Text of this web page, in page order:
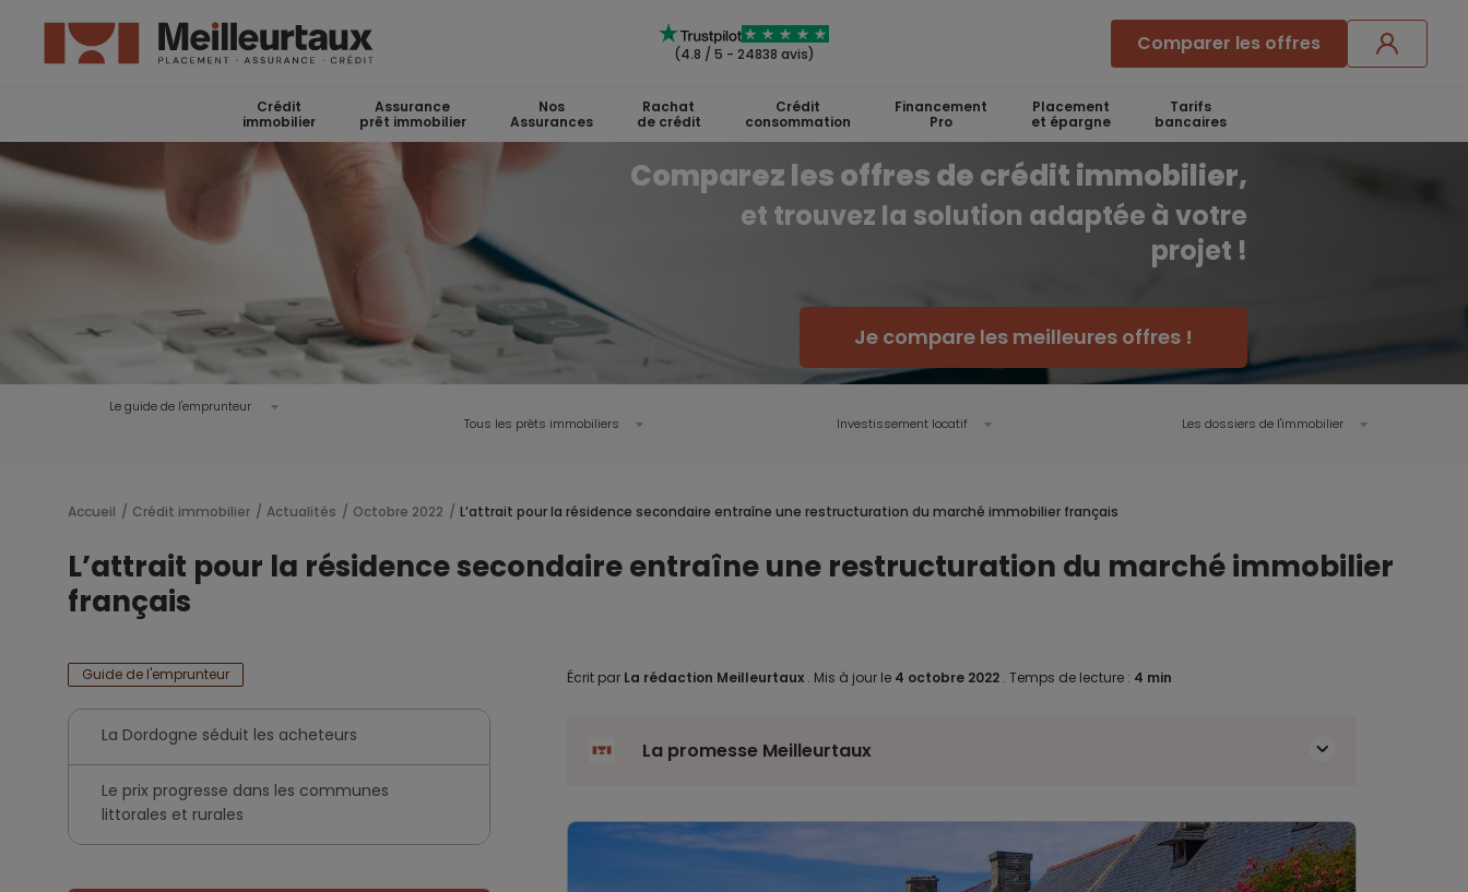
(4.8 / 5 - 24838 avis) Comparer les offres
Crédit
immobilier
Assurance
prêt immobilier
Nos
Assurances
Rachat
de crédit
Crédit
consommation
Financement
Pro
Placement
et épargne
Tarifs
bancaires
Comparez les offres de crédit immobilier,
et trouvez la solution adaptée à votre
projet !
Je compare les meilleures offres !
Le guide de l'emprunteur
Tous les prêts immobiliers
Investissement locatif Les dossiers de l'immobilier
Accueil Crédit immobilier Actualités Octobre 2022 L’attrait pour la résidence secondaire entraîne une restructuration du marché immobilier français
L’attrait pour la résidence secondaire entraîne une restructuration du marché immobilier
français
Guide de l'emprunteur
La Dordogne séduit les acheteurs
Le prix progresse dans les communes
littorales et rurales
Écrit par La rédaction Meilleurtaux . Mis à jour le 4 octobre 2022 . Temps de lecture : 4 min
La promesse Meilleurtaux